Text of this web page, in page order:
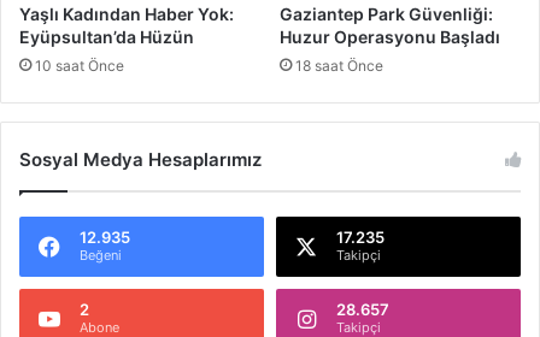
a
z
m
z
Yaşlı Kadından Haber Yok:
Eyüpsultan’da Hüzün
10 saat Önce
Gaziantep Park Güvenliği:
Huzur Operasyonu Başladı
18 saat Önce
Sosyal Medya Hesaplarımız
12.935
Beğeni
17.235
Takipçi
2
Abone
28.657
Takipçi